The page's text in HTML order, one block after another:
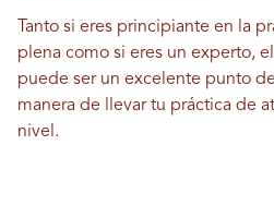
Tanto si eres principiante en la
plena como si eres un experto,
puede ser un excelente punto
manera de llevar tu práctica de
nivel.